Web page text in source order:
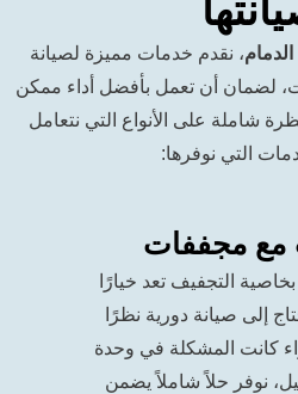
خدمات مميزة لصيانة
بأفضل أداء ممكن
التي نتعامل
تعد خيارًا
دورية نظرًا
في وحدة
شاملاً يضمن
تتميز الغسالات
استخدام الطاقة
مثل انسداد
الإلكتروني،